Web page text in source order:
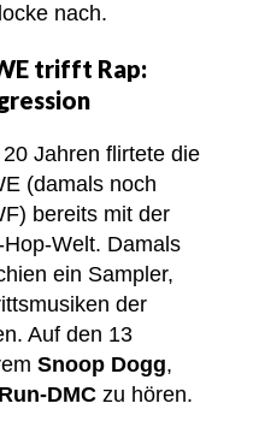
nach.
trifft Rap:
20 Jahren flirtete die
(damals noch
bereits mit der
Hop-Welt. Damals
ein Sampler,
der
Auf den 13
Snoop Dogg,
Run-DMC zu hören.